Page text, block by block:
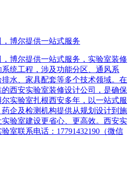
博尔提供一站式服务
博尔提供一站式服务，实验室装修
统工程，涉及功能分区、通风系
水、家具配套等多个技术领域。在
西安实验室装修设计公司，是确保
实验室扎根西安多年，以一站式服
企及检测机构提供从规划设计到施
验室建设更省心、更高效。西安实
室联系电话：17791432190（微信